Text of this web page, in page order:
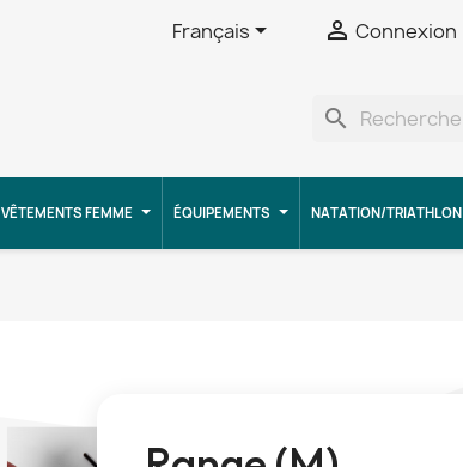
Français  Connexion
search
VÊTEMENTS FEMME ÉQUIPEMENTS NATATION/TRIATHLON